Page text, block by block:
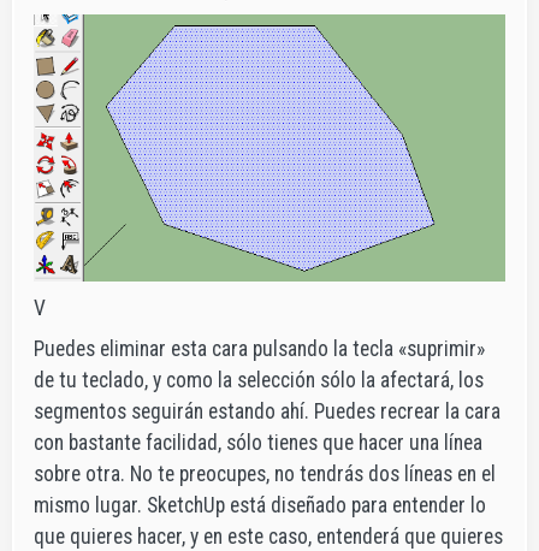
V
Puedes eliminar esta cara pulsando la tecla «suprimir»
de tu teclado, y como la selección sólo la afectará, los
segmentos seguirán estando ahí. Puedes recrear la cara
con bastante facilidad, sólo tienes que hacer una línea
sobre otra. No te preocupes, no tendrás dos líneas en el
mismo lugar. SketchUp está diseñado para entender lo
que quieres hacer, y en este caso, entenderá que quieres